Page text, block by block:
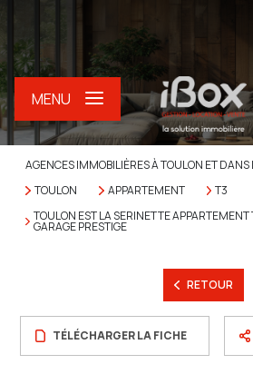
MENU
AGENCES IMMOBILIÈRES À TOULON ET DANS
TOULON
APPARTEMENT
T3
TOULON EST LA SERINETTE APPARTEMENT
GARAGE PRESTIGE
RETOUR
TÉLÉCHARGER LA FICHE